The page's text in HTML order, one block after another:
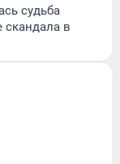
судьба
скандала в